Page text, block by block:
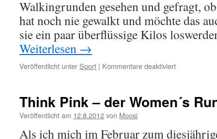
Walkingrunden gesehen und gefragt,
hat noch nie gewalkt und möchte das
sie ein paar überflüssige Kilos
Weiterlesen →
Veröffentlicht unter Sport | Kommentare deaktiviertfür
durch
Think Pink – der Women´s
Veröffentlicht am 12.8.2012von Moosi
Als ich mich im Februar zum